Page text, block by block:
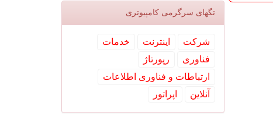
تگهای سرگرمی كامپیوتری
شركت اینترنت
خدمات
فناوری
رپورتاژ
ارتباطات و فناوری اطلاعات
آنلاین
اپراتور